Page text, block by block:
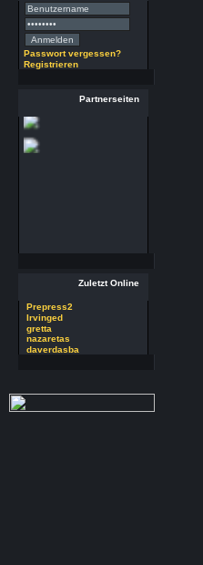
Autor : Prepress2
Thread : PSSE 36.3.1
(29.7.26 - 20:58 Uhr)
29 RSoft v2025
Thread : 29 RSoft
Passwort vergessen?
Registrieren
Partnerseiten
Zuletzt Online
Prepress2
Irvinged
gretta
nazaretas
daverdasba